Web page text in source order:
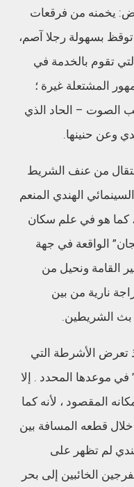
يخمنه من فرقعات
بسهولة رجلا آصم،
تقوم بالخدمة في
المشتعلة غيرة ؛
الصوت – الحاد الذي
وعن حنينها.
من عنف الشريط
الهندي المنعم
كما هو في علم سكان
الواقعة في جهة
القامة ونحيل من
نارية من بين
بث الشريطين.
تعرض الأشرطة التي
في موعدها المحدد . إلا
المقصود ، لأنه كما
قطعه المسافة بين
لم تظهر على
الخائبين إلى بحر